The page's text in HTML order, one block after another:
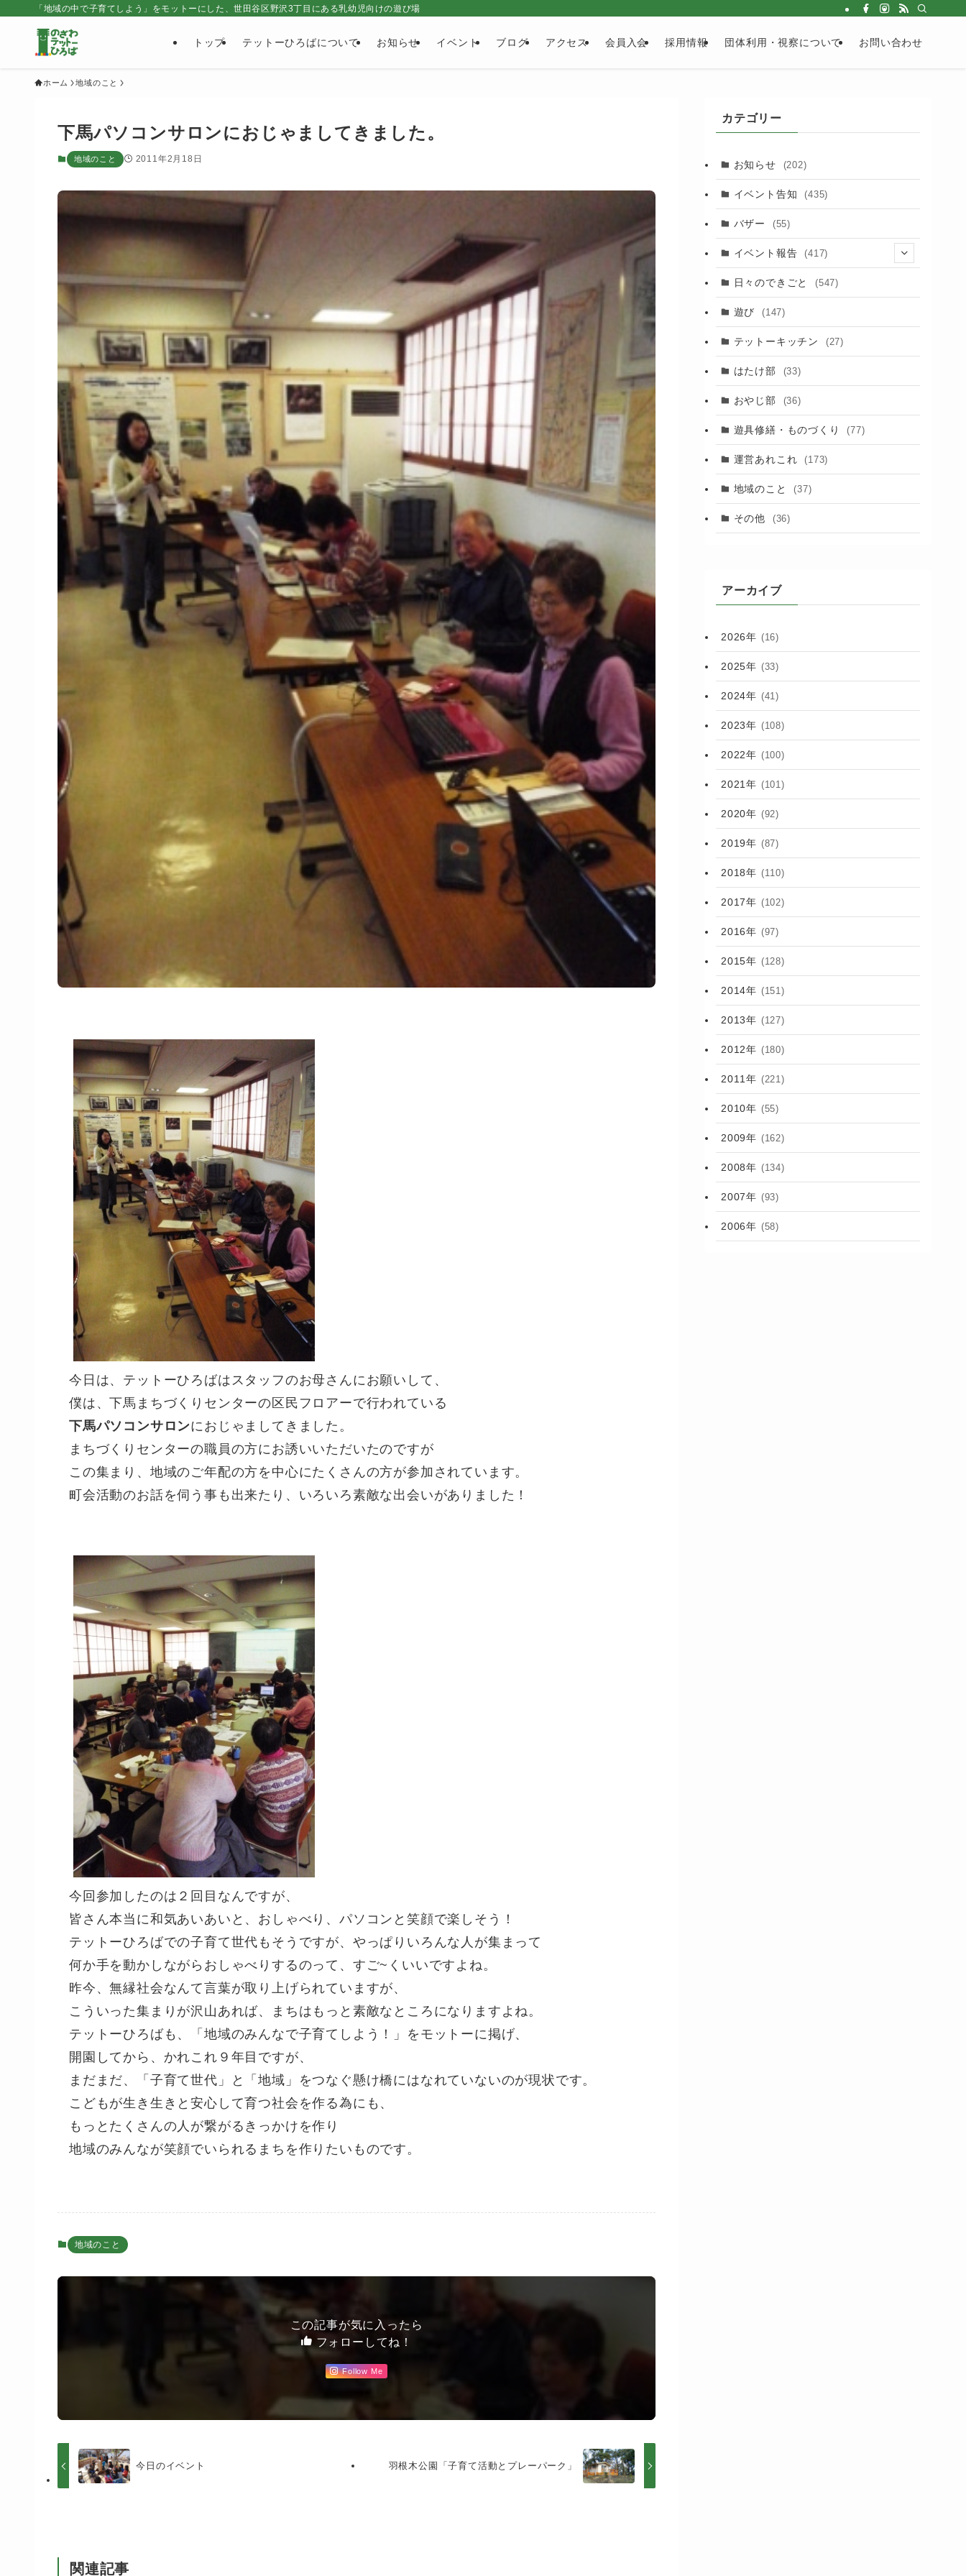
「地域の中で子育てしよう」をモットーにした、世田谷区野沢3丁目にある乳幼児向けの遊び場
トップ テットーひろばについて お知らせ イベント ブログ アクセス 会員入会 採用情報 団体利用・視察について お問い合わせ
ホーム 地域のこと
下馬パソコンサロンにおじゃましてきました。
地域のこと 2011年2月18日
今日は、テットーひろばはスタッフのお母さんにお願いして、
僕は、下馬まちづくりセンターの区民フロアーで行われている
下馬パソコンサロンにおじゃましてきました。
まちづくりセンターの職員の方にお誘いいただいたのですが
この集まり、地域のご年配の方を中心にたくさんの方が参加されています。
町会活動のお話を伺う事も出来たり、いろいろ素敵な出会いがありました！
今回参加したのは２回目なんですが、
皆さん本当に和気あいあいと、おしゃべり、パソコンと笑顔で楽しそう！
テットーひろばでの子育て世代もそうですが、やっぱりいろんな人が集まって
何か手を動かしながらおしゃべりするのって、すご~くいいですよね。
昨今、無縁社会なんて言葉が取り上げられていますが、
こういった集まりが沢山あれば、まちはもっと素敵なところになりますよね。
テットーひろばも、「地域のみんなで子育てしよう！」をモットーに掲げ、
開園してから、かれこれ９年目ですが、
まだまだ、「子育て世代」と「地域」をつなぐ懸け橋にはなれていないのが現状です。
こどもが生き生きと安心して育つ社会を作る為にも、
もっとたくさんの人が繋がるきっかけを作り
地域のみんなが笑顔でいられるまちを作りたいものです。
地域のこと
この記事が気に入ったら
フォローしてね！
Follow Me
今日のイベント 羽根木公園「子育て活動とプレーパーク」
関連記事
カテゴリー
お知らせ (202)
イベント告知 (435)
バザー (55)
イベント報告 (417)
(2)
(88)
日々のできごと (547)
遊び (147)
テットーキッチン (27)
はたけ部 (33)
おやじ部 (36)
遊具修繕・ものづくり (77)
運営あれこれ (173)
地域のこと (37)
その他 (36)
アーカイブ
2026年 (16)
2025年 (33)
2024年 (41)
2023年 (108)
2022年 (100)
2021年 (101)
2020年 (92)
2019年 (87)
2018年 (110)
2017年 (102)
2016年 (97)
2015年 (128)
2014年 (151)
2013年 (127)
2012年 (180)
2011年 (221)
2010年 (55)
2009年 (162)
2008年 (134)
2007年 (93)
2006年 (58)